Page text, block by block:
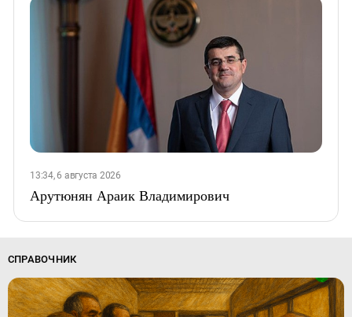
13:34, 6 августа 2026
Арутюнян Араик Владимирович
СПРАВОЧНИК